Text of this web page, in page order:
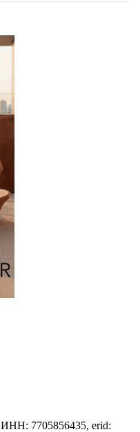
7705856435, erid: